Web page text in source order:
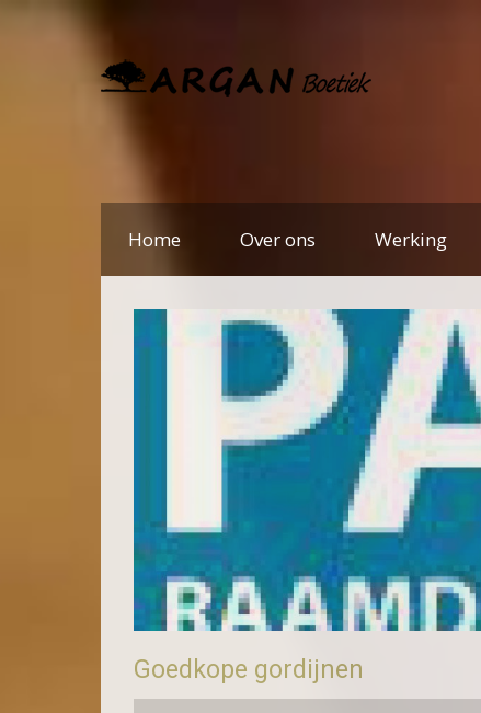
Home Over ons Werking
Goedkope gordijnen